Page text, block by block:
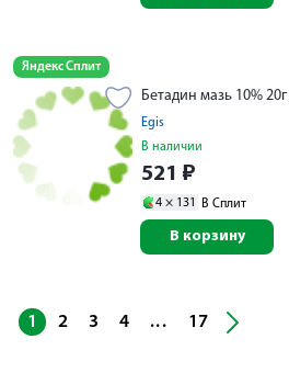
Яндекс Сплит
Бетадин мазь 10% 20г
Egis
В наличии
521 ₽
4 × 131 В Сплит
В корзину
1 2 3 4 ... 17